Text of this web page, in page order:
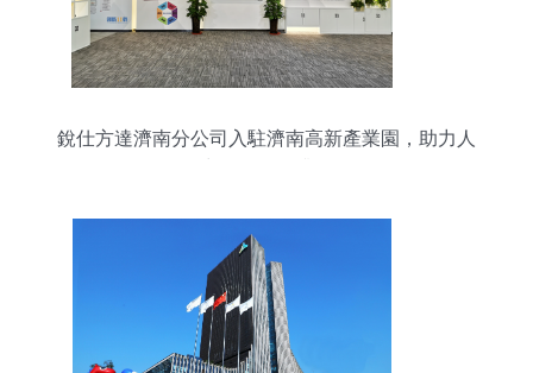
銳仕方達濟南分公司入駐濟南高新產業園，助力人